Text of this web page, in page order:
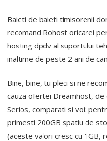
Baieti de baieti timisorenii
recomand Rohost oricarei
hosting dpdv al suportului
inaltime de peste 2 ani de
Bine, bine, tu pleci si ne
cauza ofertei Dreamhost, de
Serios, comparati si voi:
primesti 200GB spatiu de
(aceste valori cresc cu 1GB,